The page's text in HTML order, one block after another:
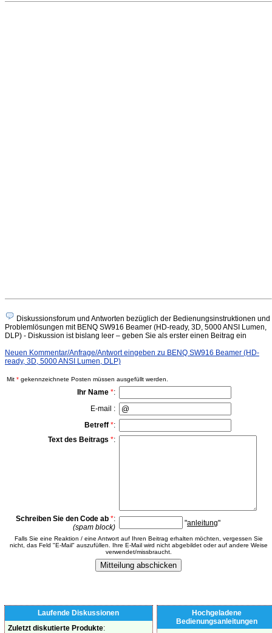
Diskussionsforum und Antworten bezüglich der Bedienungsinstruktionen und
Problemlösungen mit BENQ SW916 Beamer (HD-ready, 3D, 5000 ANSI Lumen,
DLP) - Diskussion ist bislang leer – geben Sie als erster einen Beitrag ein
Neuen Kommentar/Anfrage/Antwort eingeben zu BENQ SW916 Beamer (HD-
ready, 3D, 5000 ANSI Lumen, DLP)
Mit * gekennzeichnete Posten müssen ausgefüllt werden.
Ihr Name *:
E-mail :
Betreff *:
Text des Beitrags *:
Schreiben Sie den Code ab *:
(spam block)
"anleitung"
Falls Sie eine Reaktion / eine Antwort auf Ihren Beitrag erhalten möchten, vergessen Sie
nicht, das Feld "E-Mail" auszufüllen. Ihre E-Mail wird nicht abgebildet oder auf andere Weise
verwendet/missbraucht.
Laufende Diskussionen
Zuletzt diskutierte Produkte:
Hochgeladene
Bedienungsanleitungen